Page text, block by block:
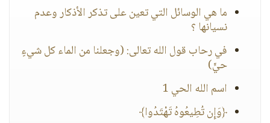
ما هي الوسائل التي تعين على تذكر الأذكار وعدم
نسيانها ؟
في رحاب قول الله تعالى: (وجعلنا من الماء كل شيءٍ
حيٍّ)
اسم الله الحي 1
﴿وَإِن تُطِيعُوهُ تَهْتَدُوا﴾